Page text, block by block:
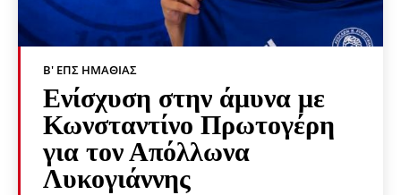
Β' ΕΠΣ ΗΜΑΘΊΑΣ
Ενίσχυση στην άμυνα με
Κωνσταντίνο Πρωτογέρη
για τον Απόλλωνα
Λυκογιάννης